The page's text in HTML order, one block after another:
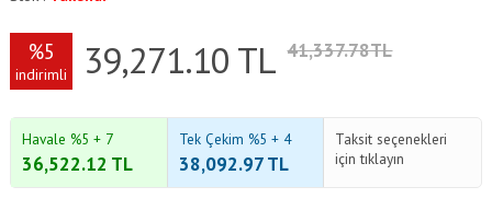
%5
indirimli 39,271.10 TL 41,337.78TL
Havale %5 + 7
36,522.12 TL
Tek Çekim %5 + 4
38,092.97TL
Taksit seçenekleri
için tıklayın